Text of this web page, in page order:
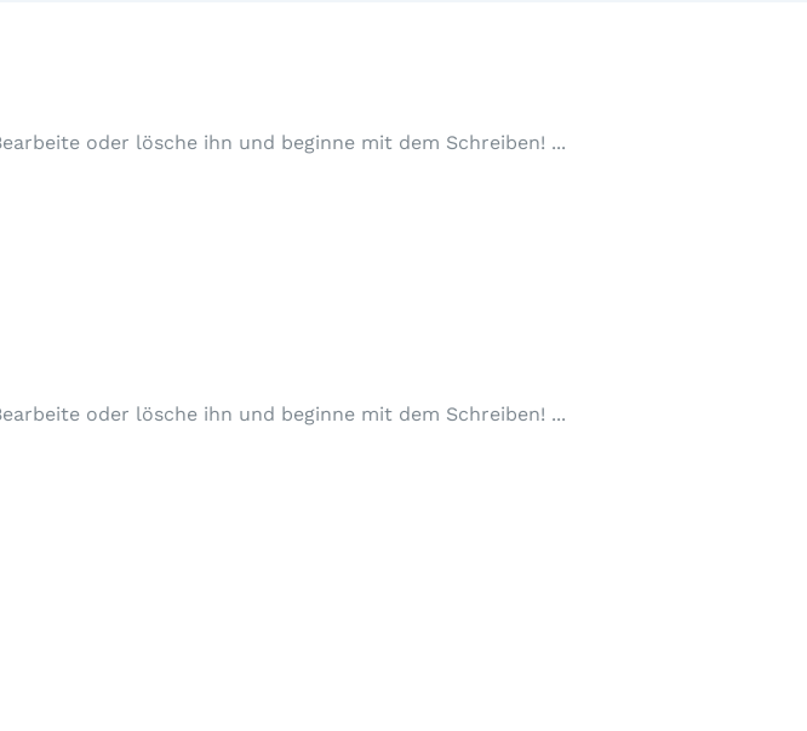
oder lösche ihn und beginne mit dem Schreiben!
oder lösche ihn und beginne mit dem Schreiben!